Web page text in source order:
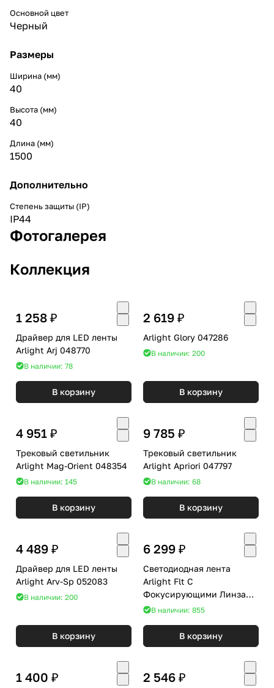
Основной цвет
Черный
Размеры
Ширина (мм)
40
Высота (мм)
40
Длина (мм)
1500
Дополнительно
Степень защиты (IP)
IP44
Фотогалерея
Коллекция
1 258 ₽
Драйвер для LED ленты
Arlight Arj 048770
В наличии: 78
В корзину
2 619 ₽
Arlight Glory 047286
В наличии: 200
В корзину
4 951 ₽
Трековый светильник
Arlight Mag-Orient 048354
В наличии: 145
В корзину
9 785 ₽
Трековый светильник
Arlight Apriori 047797
В наличии: 68
В корзину
4 489 ₽
Драйвер для LED ленты
Arlight Arv-Sp 052083
В наличии: 200
В корзину
6 299 ₽
Светодиодная лента
Arlight Flt С
Фокусирующими Линзами
037729
В наличии: 855
В корзину
1 400 ₽ 2 546 ₽